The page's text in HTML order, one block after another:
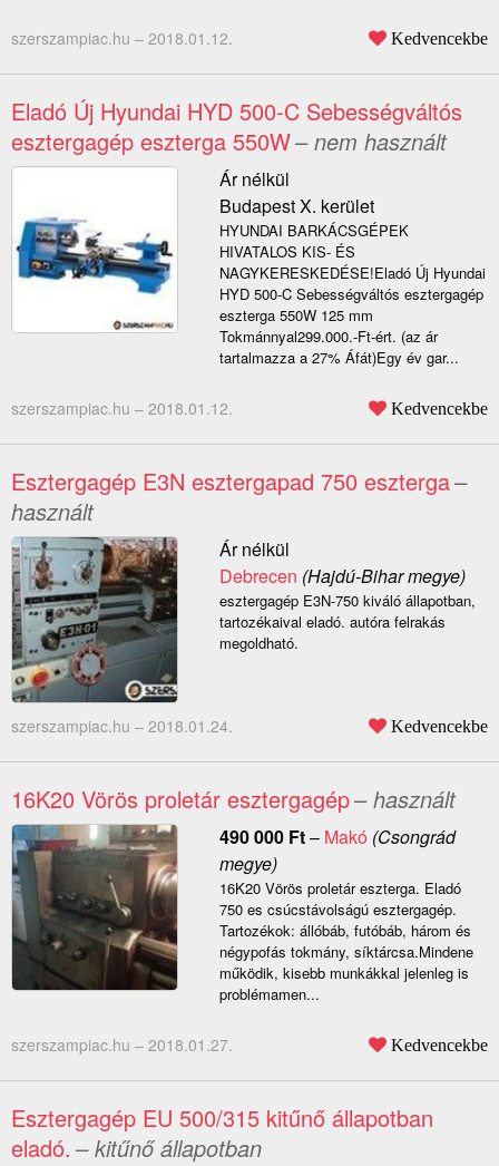
szerszampiac.hu – 2018.01.12. Kedvencekbe
Eladó Új Hyundai HYD 500-C Sebességváltós
esztergagép eszterga 550W– nem használt
Ár nélkül
Budapest X. kerület
HYUNDAI BARKÁCSGÉPEK
HIVATALOS KIS- ÉS
NAGYKERESKEDÉSE!Eladó Új Hyundai
HYD 500-C Sebességváltós esztergagép
eszterga 550W 125 mm
Tokmánnyal299.000.-Ft-ért. (az ár
tartalmazza a 27% Áfát)Egy év gar...
szerszampiac.hu – 2018.01.12. Kedvencekbe
Esztergagép E3N esztergapad 750 eszterga–
használt
Ár nélkül
Debrecen (Hajdú-Bihar megye)
esztergagép E3N-750 kiváló állapotban,
tartozékaival eladó. autóra felrakás
megoldható.
szerszampiac.hu – 2018.01.24. Kedvencekbe
16K20 Vörös proletár esztergagép– használt
490 000 Ft– Makó (Csongrád
megye)
16K20 Vörös proletár eszterga. Eladó
750 es csúcstávolságú esztergagép.
Tartozékok: állóbáb, futóbáb, három és
négypofás tokmány, síktárcsa.Mindene
működik, kisebb munkákkal jelenleg is
problémamen...
szerszampiac.hu – 2018.01.27. Kedvencekbe
Esztergagép EU 500/315 kitűnő állapotban
eladó. – kitűnő állapotban